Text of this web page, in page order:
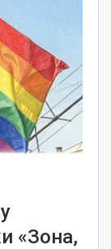
«Зона,